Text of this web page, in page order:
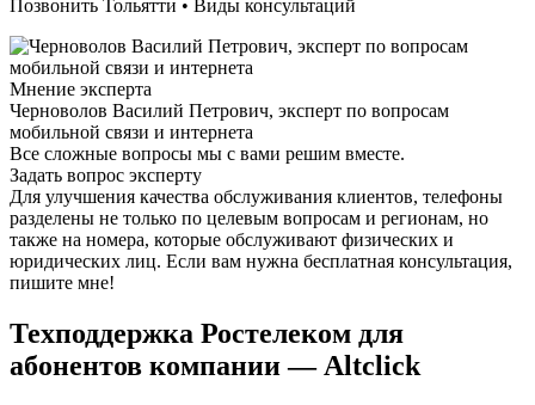
Мнение эксперта
Черноволов Василий Петрович, эксперт по вопросам
мобильной связи и интернета
Все сложные вопросы мы с вами решим вместе.
Задать вопрос эксперту
Для улучшения качества обслуживания клиентов, телефоны
разделены не только по целевым вопросам и регионам, но
также на номера, которые обслуживают физических и
юридических лиц. Если вам нужна бесплатная консультация,
пишите мне!
Техподдержка Ростелеком для
абонентов компании — Altclick